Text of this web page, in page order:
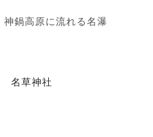
神鍋高原に流れる名瀑
名草神社